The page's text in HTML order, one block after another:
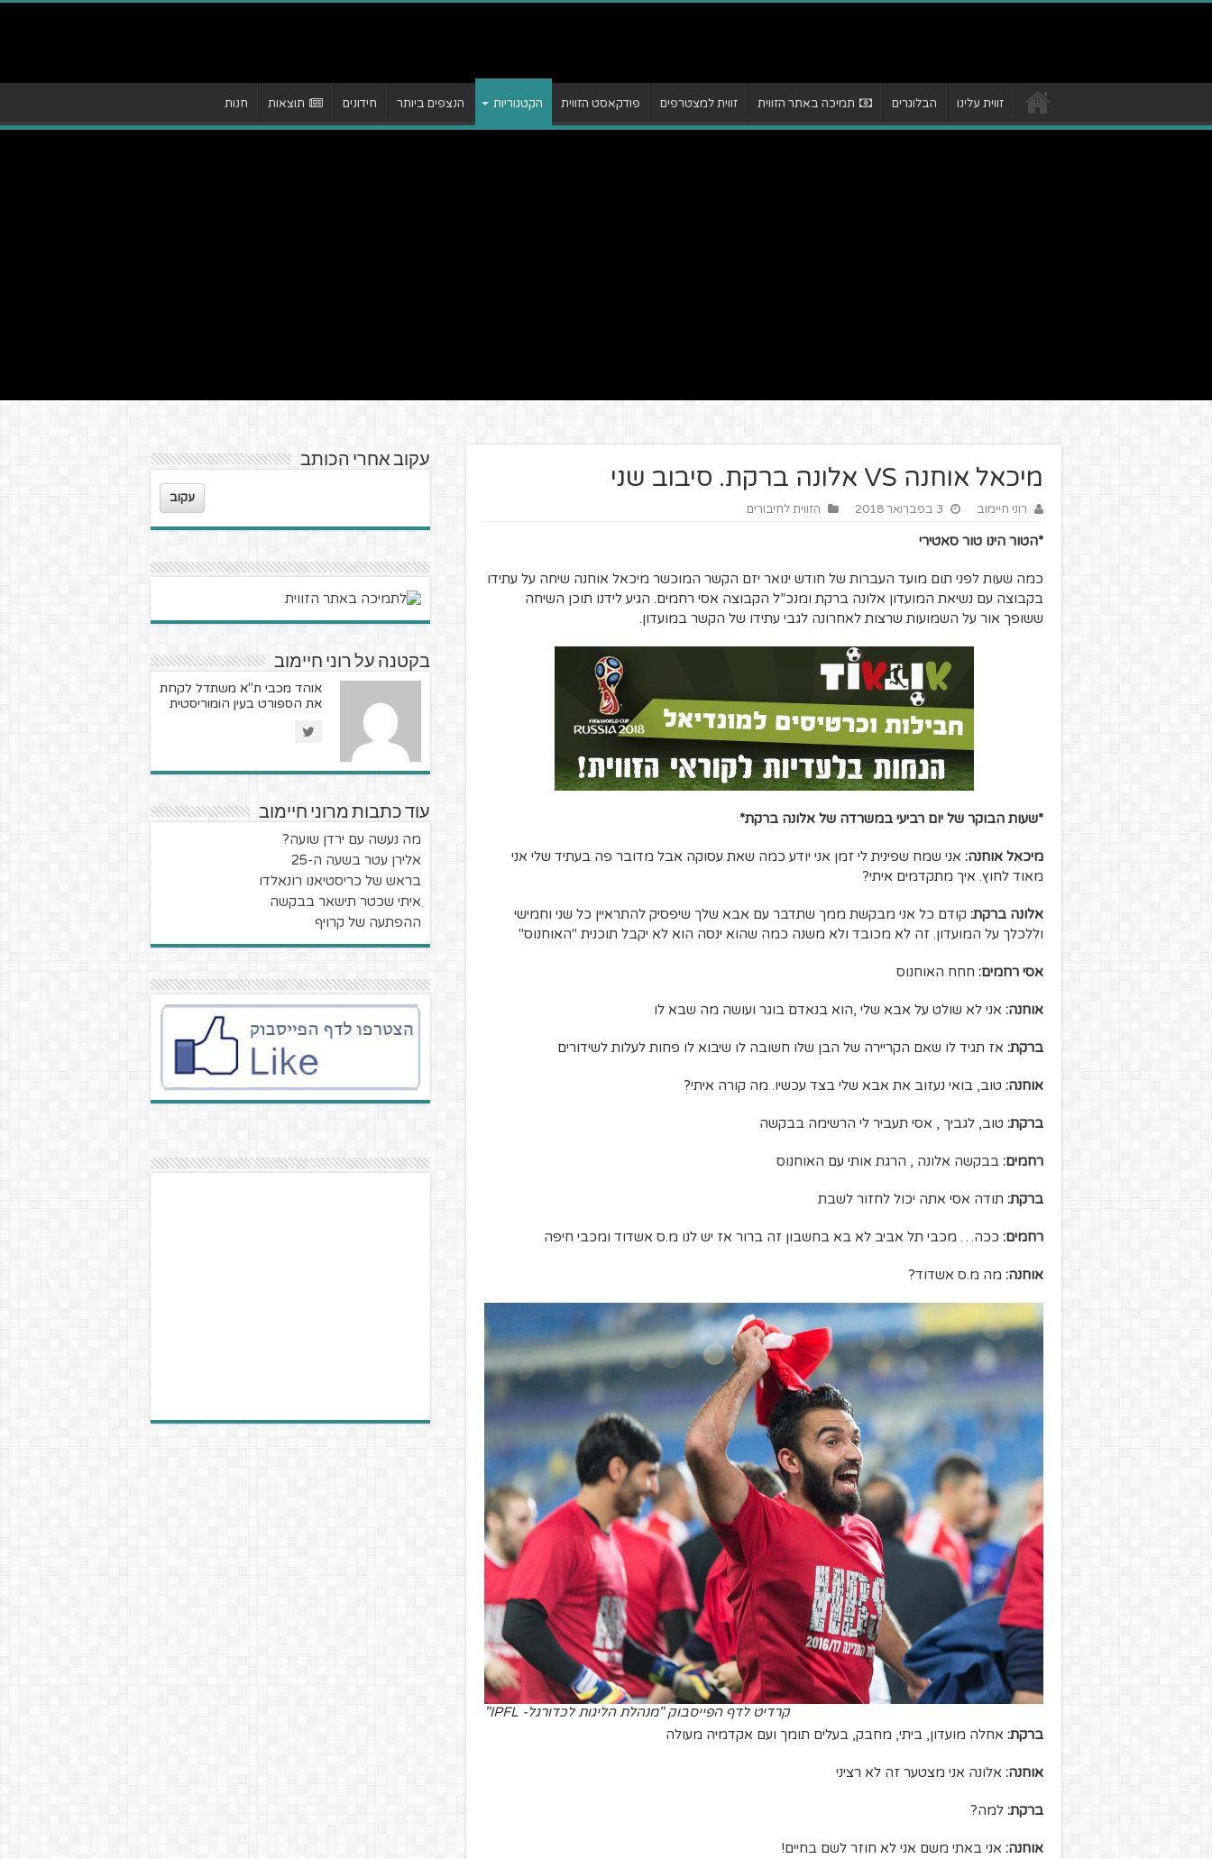
זווית עלינו הבלוגרים תמיכה באתר הזווית זווית למצטרפים פודקאסט הזווית הקטגוריות הנצפים ביותר חידונים תוצאות חנות
מיכאל אוחנה VS אלונה ברקת. סיבוב שני
רוני חיימוב 3 בפברואר 2018 הזווית לחיבורים
*הטור הינו טור סאטירי
כמה שעות לפני תום מועד העברות של חודש ינואר יזם הקשר המוכשר מיכאל אוחנה שיחה על עתידו
בקבוצה עם נשיאת המועדון אלונה ברקת ומנכ”ל הקבוצה אסי רחמים. הגיע לידנו תוכן השיחה
ששופך אור על השמועות שרצות לאחרונה לגבי עתידו של הקשר במועדון.
*שעות הבוקר של יום רביעי במשרדה של אלונה ברקת*
מיכאל אוחנה: אני שמח שפינית לי זמן אני יודע כמה שאת עסוקה אבל מדובר פה בעתיד שלי אני
מאוד לחוץ. איך מתקדמים איתי?
אלונה ברקת: קודם כל אני מבקשת ממך שתדבר עם אבא שלך שיפסיק להתראיין כל שני וחמישי
וללכלך על המועדון. זה לא מכובד ולא משנה כמה שהוא ינסה הוא לא יקבל תוכנית "האוחנוס"
אסי רחמים: חחח האוחנוס
אוחנה: אני לא שולט על אבא שלי ,הוא בנאדם בוגר ועושה מה שבא לו
ברקת: אז תגיד לו שאם הקריירה של הבן שלו חשובה לו שיבוא לו פחות לעלות לשידורים
אוחנה: טוב, בואי נעזוב את אבא שלי בצד עכשיו. מה קורה איתי?
ברקת: טוב, לגביך , אסי תעביר לי הרשימה בבקשה
רחמים: בבקשה אלונה , הרגת אותי עם האוחנוס
ברקת: תודה אסי אתה יכול לחזור לשבת
רחמים: ככה… מכבי תל אביב לא בא בחשבון זה ברור אז יש לנו מ.ס אשדוד ומכבי חיפה
אוחנה: מה מ.ס אשדוד?
קרדיט לדף הפייסבוק "מנהלת הליגות לכדורגל- IPFL"
ברקת: אחלה מועדון, ביתי, מחבק, בעלים תומך ועם אקדמיה מעולה
אוחנה: אלונה אני מצטער זה לא רציני
ברקת: למה?
אוחנה: אני באתי משם אני לא חוזר לשם בחיים!
עקוב אחרי הכותב
עקוב
בקטנה על רוני חיימוב
אוהד מכבי ת"א משתדל לקחת
את הספורט בעין הומוריסטית
עוד כתבות מרוני חיימוב
מה נעשה עם ירדן שועה?
אלירן עטר בשעה ה-25
בראש של כריסטיאנו רונאלדו
איתי שכטר תישאר בבקשה
ההפתעה של קרויף